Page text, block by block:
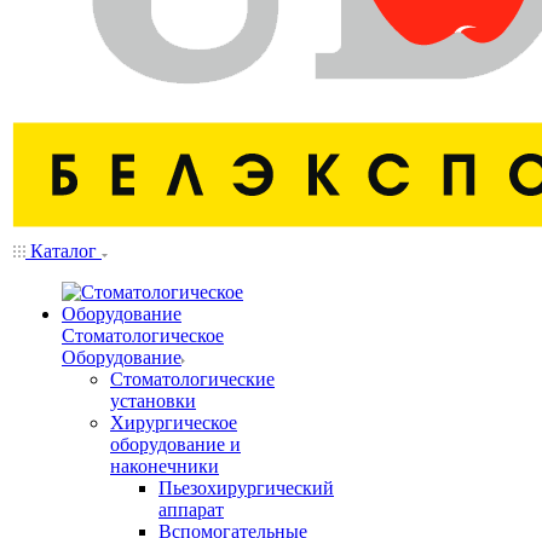
Каталог
Стоматологическое
Оборудование
Стоматологические
установки
Хирургическое
оборудование и
наконечники
Пьезохирургический
аппарат
Вспомогательные